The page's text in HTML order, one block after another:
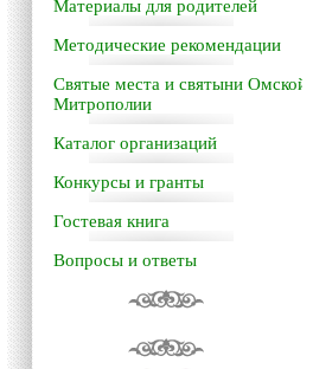
Материалы для родителей
Методические рекомендации
Святые места и святыни Омской
Митрополии
Каталог организаций
Конкурсы и гранты
Гостевая книга
Вопросы и ответы